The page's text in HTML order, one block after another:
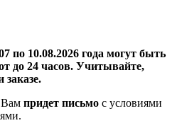
по 10.08.2026 года могут быть
до 24 часов. Учитывайте,
заказе.
Вам придет письмо с условиями